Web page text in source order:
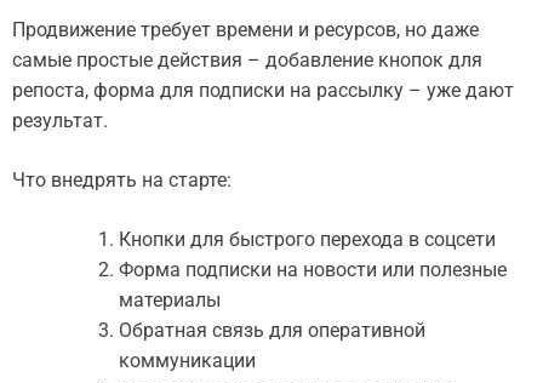
Продвижение требует времени и ресурсов, но даже
самые простые действия – добавление кнопок для
репоста, форма для подписки на рассылку – уже дают
результат.
Что внедрять на старте:
Кнопки для быстрого перехода в соцсети
Форма подписки на новости или полезные
материалы
Обратная связь для оперативной
коммуникации